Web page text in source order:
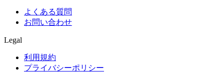
よくある質問
お問い合わせ
Legal
利用規約
プライバシーポリシー